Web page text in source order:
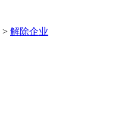
> 解除企业